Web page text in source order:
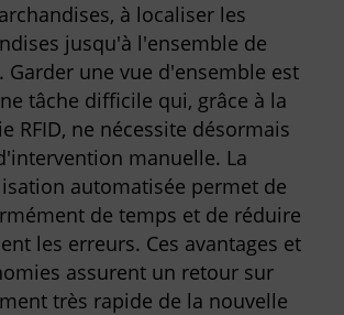
à localiser les
jusqu'à l'ensemble de
Garder une vue d'ensemble est
tâche difficile qui, grâce à la
RFID, ne nécessite désormais
manuelle. La
automatisée permet de
de temps et de réduire
les erreurs. Ces avantages et
assurent un retour sur
très rapide de la nouvelle